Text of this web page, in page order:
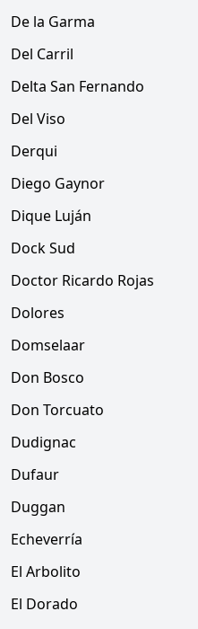
De la Garma
Del Carril
Delta San Fernando
Del Viso
Derqui
Diego Gaynor
Dique Luján
Dock Sud
Doctor Ricardo Rojas
Dolores
Domselaar
Don Bosco
Don Torcuato
Dudignac
Dufaur
Duggan
Echeverría
El Arbolito
El Dorado